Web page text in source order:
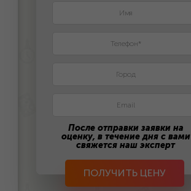
После отправки заявки на
оценку, в течение дня с вами
свяжется наш эксперт
ПОЛУЧИТЬ ЦЕНУ